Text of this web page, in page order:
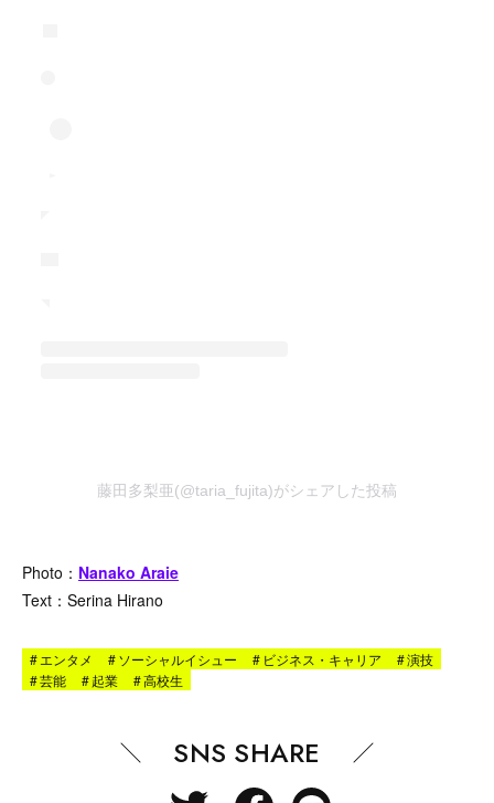
藤田多梨亜(@taria_fujita)がシェアした投稿
Photo： Nanako Araie
Text：Serina Hirano
#エンタメ #ソーシャルイシュー # ビジネス・キャリア #演技
#芸能 #起業 #高校生
SNS SHARE